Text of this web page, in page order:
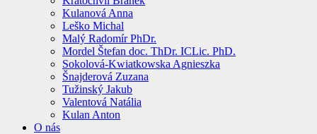
Kulanová Anna
Leško Michal
Malý Radomír PhDr.
Mordel Štefan doc. ThDr. ICLic. PhD.
Sokolová-Kwiatkowska Agnieszka
Šnajderová Zuzana
Tužinský Jakub
Valentová Natália
Kulan Anton
O nás